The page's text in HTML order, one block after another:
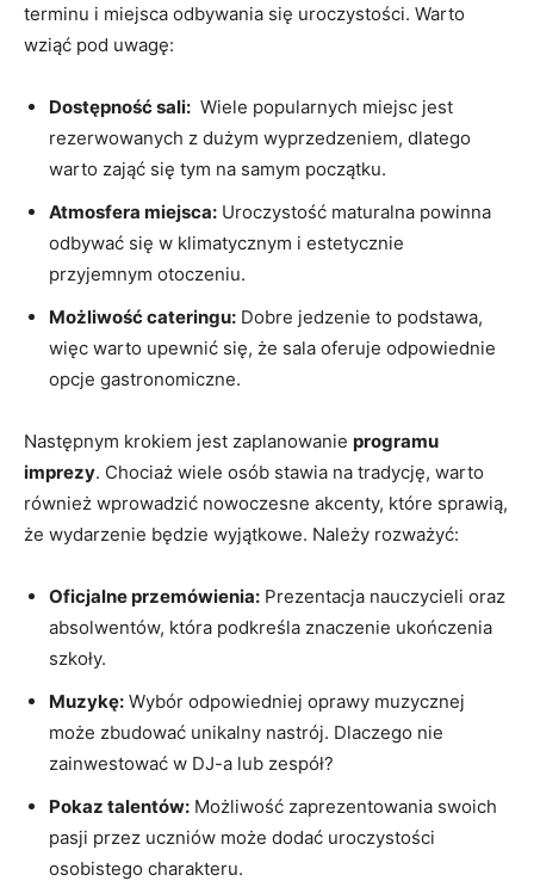
terminu‍ i miejsca odbywania się uroczystości. Warto
wziąć pod uwagę:
Dostępność sali: ‍ Wiele popularnych miejsc jest
rezerwowanych z dużym‌ wyprzedzeniem, dlatego
warto zająć się tym na samym początku.
Atmosfera miejsca: Uroczystość maturalna powinna
odbywać się w klimatycznym ⁣i estetycznie
przyjemnym otoczeniu.
Możliwość cateringu: Dobre jedzenie to podstawa,
więc warto upewnić się, że sala oferuje odpowiednie
opcje⁤ gastronomiczne.
Następnym krokiem ‍jest zaplanowanie programu
imprezy. Chociaż wiele osób stawia na tradycję, warto
również wprowadzić⁢ nowoczesne⁢ akcenty, które sprawią,
że wydarzenie będzie wyjątkowe. Należy rozważyć:
Oficjalne przemówienia: Prezentacja nauczycieli oraz
absolwentów, która podkreśla znaczenie ukończenia
szkoły.
Muzykę: Wybór odpowiedniej‌ oprawy muzycznej
może zbudować⁤ unikalny ⁤nastrój. Dlaczego nie
zainwestować w DJ-a lub zespół?
Pokaz ‌talentów: Możliwość​ zaprezentowania swoich
pasji przez uczniów⁢ może dodać uroczystości
osobistego charakteru.